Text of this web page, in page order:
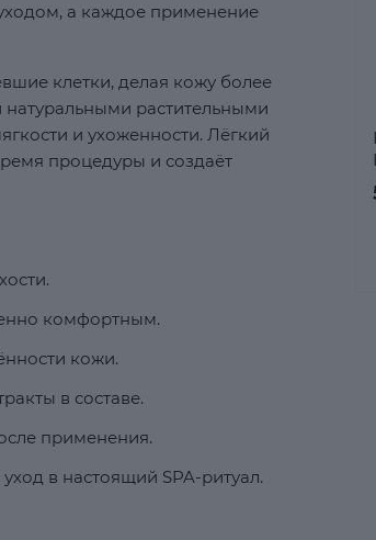
а каждое применение
клетки, делая кожу более
растительными
и ухоженности. Лёгкий
процедуры и создаёт
комфортным.
кожи.
в составе.
применения.
в настоящий SPA-ритуал.